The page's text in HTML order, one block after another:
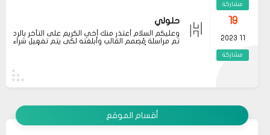
önerilere göz atmak, kendimize yatırım
yapmanın en güzel yollarından biridir.
مشاركة
19
11 2023
مشاركة
حلولي
وعليكم السلام أعتذر منك أخي الكريم على التأخر بالرد
تم مراسلة مُصمم القالب وأبلغته لكي يتم تفعيل شراء
مشاركة
او انستغرام أو أي منصة!!!
متجر ميرا فارم
أقسام الموقع